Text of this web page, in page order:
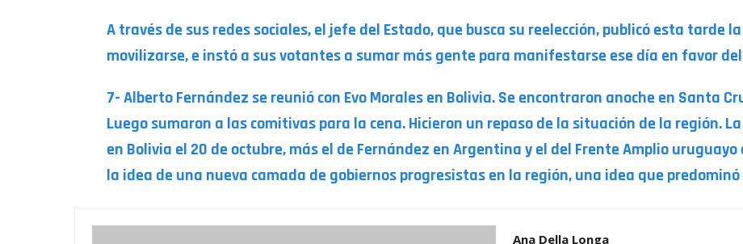
A través de sus redes sociales, el jefe del Estado, que busca su reelección, publicó esta tarde
movilizarse, e instó a sus votantes a sumar más gente para manifestarse ese día en favor
7- Alberto Fernández se reunió con Evo Morales en Bolivia. Se encontraron anoche en Santa
Luego sumaron a las comitivas para la cena. Hicieron un repaso de la situación de la región.
en Bolivia el 20 de octubre, más el de Fernández en Argentina y el del Frente Amplio
la idea de una nueva camada de gobiernos progresistas en la región, una idea que predominó
Ana Della Longa